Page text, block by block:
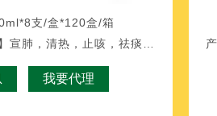
支/盒*120盒/箱
肺，清热，止咳，祛痰、平喘。
我要代理